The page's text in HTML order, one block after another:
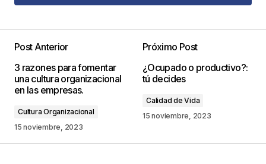
Agregar Comentario
publicada. Los campos obligatorios están
marcados con*
Comentario*
Post Anterior
3 razones para fomentar
una cultura organizacional
en las empresas.
Cultura Organizacional
15 noviembre, 2023
Próximo Post
¿Ocupado o productivo?:
tú decides
Calidad de Vida
15 noviembre, 2023